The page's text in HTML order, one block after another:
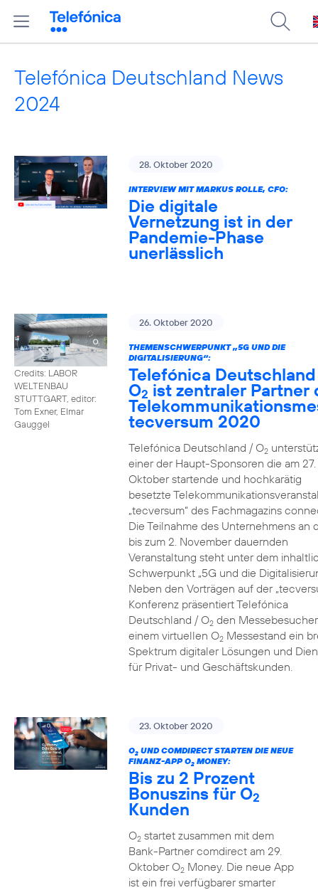
Telefónica Deutschland News
2024
28. Oktober 2020
INTERVIEW MIT MARKUS ROLLE, CFO:
Die digitale
Vernetzung ist in der
Pandemie-Phase
unerlässlich
Credits: LABOR
WELTENBAU
STUTTGART, editor:
Tom Exner, Elmar
Gauggel
26. Oktober 2020
THEMENSCHWERPUNKT „5G UND DIE
DIGITALISIERUNG“:
Telefónica
O2 ist zentraler Partner
tecversum 2020
Telefónica Deutschland / O2
einer der Haupt-Sponsoren die am 27.
Oktober startende und hochkarätig
besetzte
„tecversum“ des Fachmagazins
Die Teilnahme des Unternehmens an
bis zum 2. November dauernden
Veranstaltung steht unter dem
Schwerpunkt „5G und die
Neben den Vorträgen auf der
Konferenz präsentiert Telefónica
Deutschland / O2den
einem virtuellen O2Messestand ein
Spektrum digitaler Lösungen und
für Privat- und Geschäftskunden.
23. Oktober 2020
O2UND COMDIRECT STARTEN DIE NEUE
FINANZ-APP O2MONEY:
Bis zu 2 Prozent
Bonuszins für O2
Kunden
O2startet zusammen mit dem
Bank-Partner comdirect am 29.
Oktober O2Money. Die neue App
ist ein frei verfügbarer smarter